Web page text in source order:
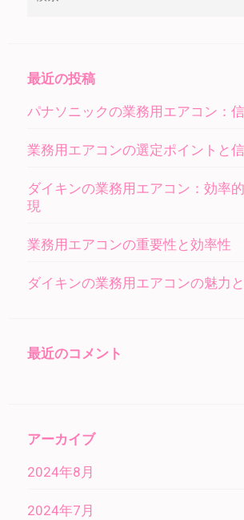
最近の投稿
パナソニックの業務用エアコン：
業務用エアコンの選定ポイントと
ダイキンの業務用エアコン：効率
現
業務用エアコンの重要性と効率性
ダイキンの業務用エアコンの魅力
最近のコメント
アーカイブ
2024年8月
2024年7月